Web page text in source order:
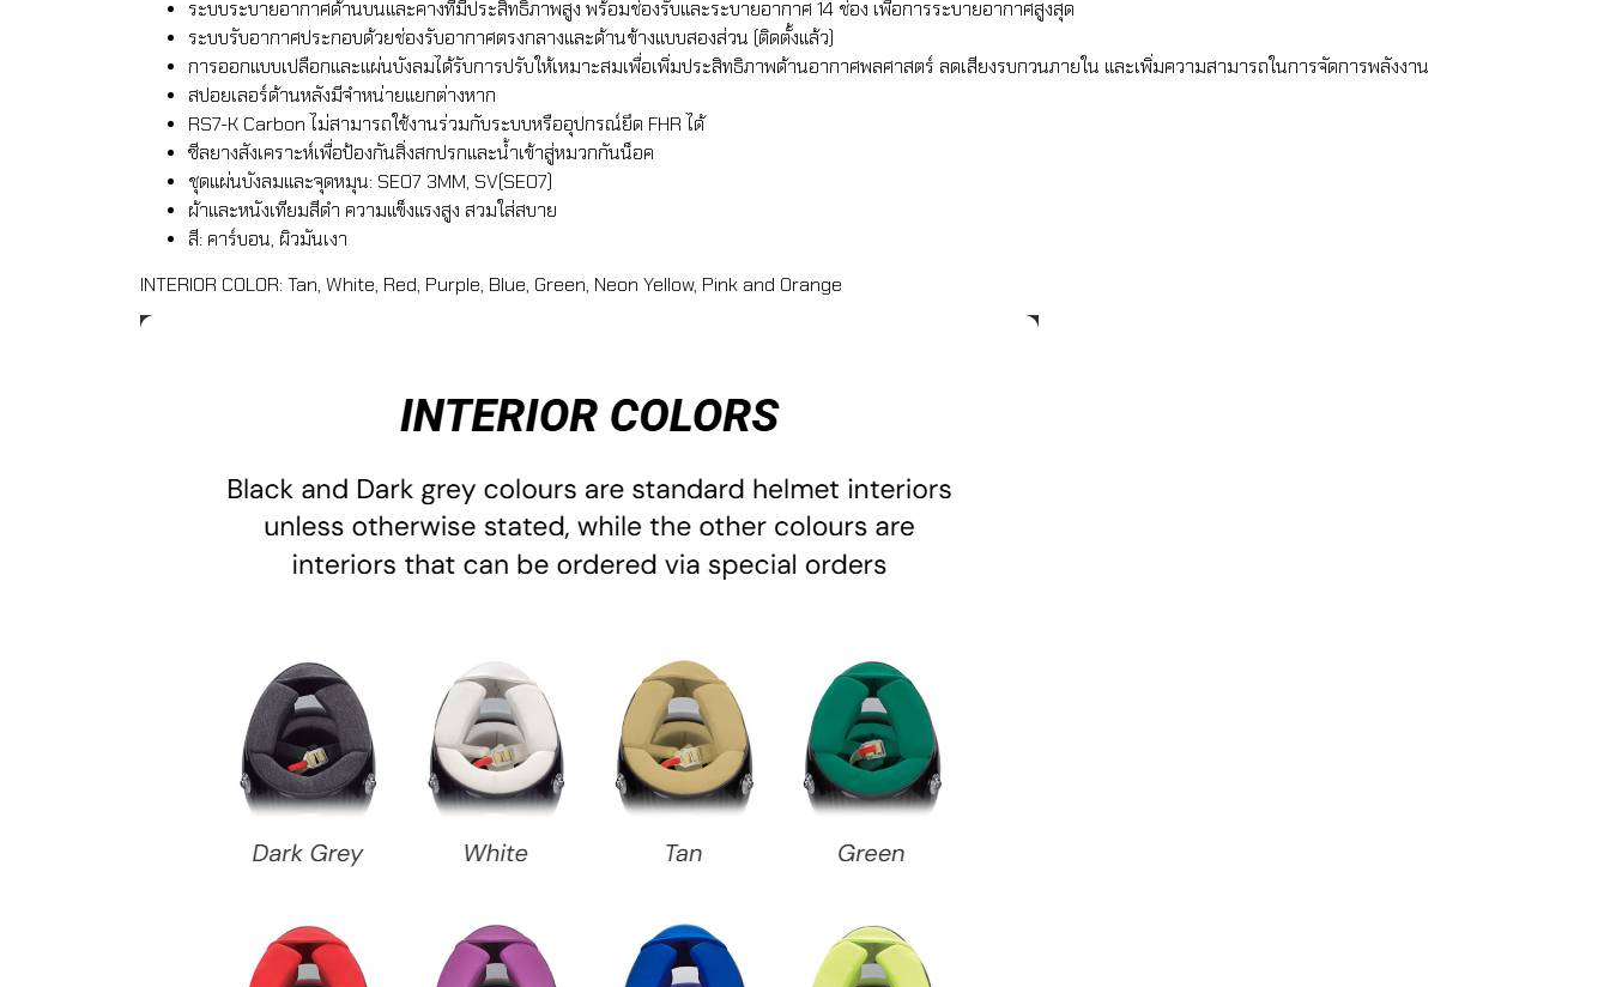
ระบบระบายอากาศด้านบนและคางที่มีประสิทธิภาพสูง พร้อมช่องรับและระบายอากาศ 14 ช่อง เพื่อการระบายอากาศสูงสุด
ระบบรับอากาศประกอบด้วยช่องรับอากาศตรงกลางและด้านข้างแบบสองส่วน (ติดตั้งแล้ว)
การออกแบบเปลือกและแผ่นบังลมได้รับการปรับให้เหมาะสมเพื่อเพิ่มประสิทธิภาพด้านอากาศพลศาสตร์ ลดเสียงรบกวนภายใน และเพิ่มความสามารถในการจัดการพลังงาน
สปอยเลอร์ด้านหลังมีจำหน่ายแยกต่างหาก
RS7-K Carbon ไม่สามารถใช้งานร่วมกับระบบหรืออุปกรณ์ยึด FHR ได้
ซีลยางสังเคราะห์เพื่อป้องกันสิ่งสกปรกและน้ำเข้าสู่หมวกกันน็อค
ชุดแผ่นบังลมและจุดหมุน: SE07 3MM, SV(SE07)
ผ้าและหนังเทียมสีดำ ความแข็งแรงสูง สวมใส่สบาย
สี: คาร์บอน, ผิวมันเงา
INTERIOR COLOR: Tan, White, Red, Purple, Blue, Green, Neon Yellow, Pink and Orange